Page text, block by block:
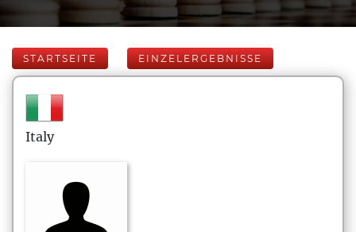
STARTSEITE EINZELERGEBNISSE
Italy